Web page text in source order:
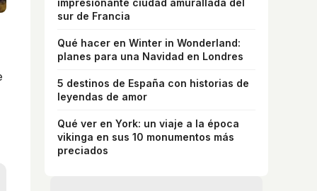
impresionante ciudad amurallada del
sur de Francia
Qué hacer en Winter in Wonderland:
planes para una Navidad en Londres
5 destinos de España con historias de
leyendas de amor
Qué ver en York: un viaje a la época
vikinga en sus 10 monumentos más
preciados